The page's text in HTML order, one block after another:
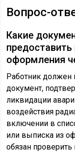
Вопрос-
Какие
оформления
Работник должен
документ,
ликвидации
воздействия
включении в
или выписка из
обязан